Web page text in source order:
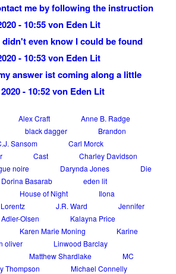
me by following the instruction
- 10:55 von Eden Lit
even know I could be found
- 10:53 von Eden Lit
answer ist coming along a little
- 10:52 von Eden Lit
Alex Craft
Anne B. Radge
black dagger
Brandon
Sansom
Carl Morck
Cast
Charley Davidson
noire
Darynda Jones
Die
Dorina Basarab
eden lit
House of Night
Ilona
J.R. Ward
Jennifer
Olsen
Kalayna Price
Karen Marie Moning
Karine
oliver
Linwood Barclay
Matthew Shardlake
MC
Thompson
Michael Connelly